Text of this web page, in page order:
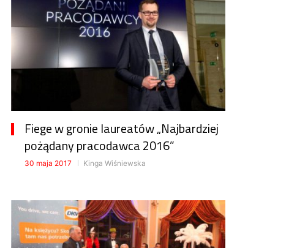
Fiege w gronie laureatów „Najbardziej
pożądany pracodawca 2016”
30 maja 2017 Kinga Wiśniewska